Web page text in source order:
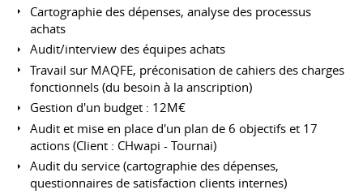
Cartographie des dépenses, analyse des processus
achats
Audit/interview des équipes achats
Travail sur MAQFE, préconisation de cahiers des charges
fonctionnels (du besoin à la anscription)
Gestion d'un budget : 12M€
Audit et mise en place d'un plan de 6 objectifs et 17
actions (Client : CHwapi - Tournai)
Audit du service (cartographie des dépenses,
questionnaires de satisfaction clients internes)